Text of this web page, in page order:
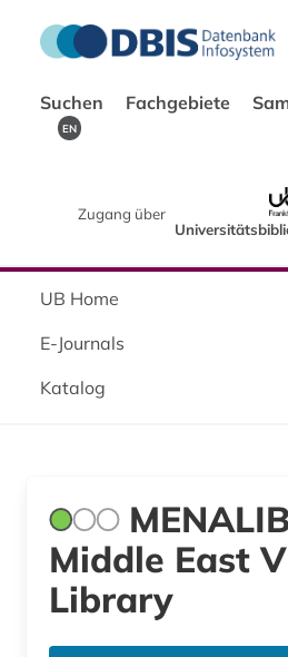
Suchen Fachgebiete
EN
Zugang über
UB Home
E-Journals
Katalog
Middle East
Library